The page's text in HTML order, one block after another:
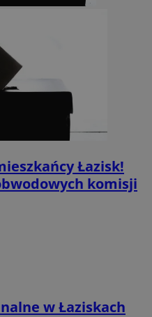
Łazisk!
komisji
w Łaziskach